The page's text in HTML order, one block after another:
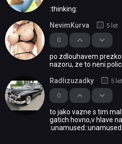
:thinking:
0
NevimKurva 5 let
po zdlouhavem
nazoru, ze to neni
0
Radlizuzadky 5 let
to jako vazne s tim
gatich hovno,v hlave
:unamused::unamused: